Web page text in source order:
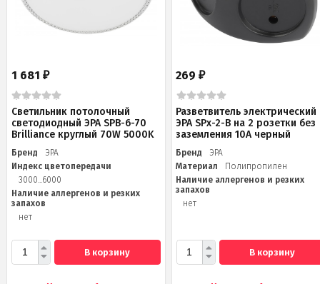
1 681 ₽
Светильник потолочный
светодиодный ЭРА SPB-6-70
Brilliance круглый 70W 5000K
Бренд
ЭРА
Индекс цветопередачи
3000...6000
Наличие аллергенов и резких
запахов
нет
В корзину
269₽
Разветвитель электрический
ЭРА SPx-2-B на 2 розетки без
заземления 10А черный
Бренд
ЭРА
Материал
Полипропилен
Наличие аллергенов и резких
запахов
нет
В корзину